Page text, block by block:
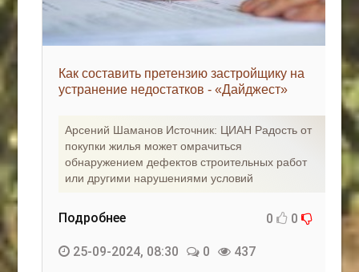
Как составить претензию застройщику на
устранение недостатков - «Дайджест»
Арсений Шаманов Источник: ЦИАН Радость от
покупки жилья может омрачиться
обнаружением дефектов строительных работ
или другими нарушениями условий
Подробнее 0 0
25-09-2024, 08:30 0 437